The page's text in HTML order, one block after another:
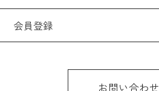
会員登録
お問い合わせ